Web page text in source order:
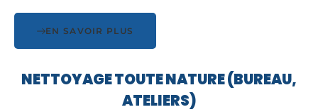
EN SAVOIR PLUS
NETTOYAGE TOUTE NATURE (BUREAU,
ATELIERS)